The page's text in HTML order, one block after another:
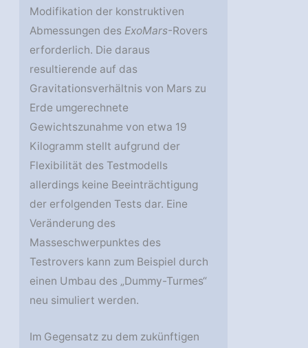
Modifikation der konstruktiven
Abmessungen desExoMars-Rovers
erforderlich. Die daraus
resultierende auf das
Gravitationsverhältnis von Mars zu
Erde umgerechnete
Gewichtszunahme von etwa 19
Kilogramm stellt aufgrund der
Flexibilität des Testmodells
allerdings keine Beeinträchtigung
der erfolgenden Tests dar. Eine
Veränderung des
Masseschwerpunktes des
Testrovers kann zum Beispiel durch
einen Umbau des „Dummy-Turmes“
neu simuliert werden.
Im Gegensatz zu dem zukünftigen